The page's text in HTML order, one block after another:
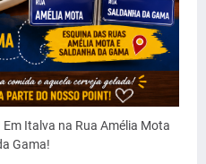
Italva na Rua Amélia Mota
Gama!